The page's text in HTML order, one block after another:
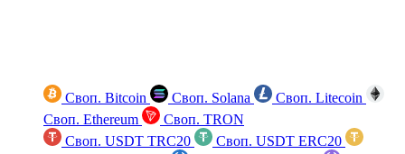
Своп. Bitcoin Своп. Solana
Своп. Litecoin
Своп. Ethereum
Своп. TRON
Своп. USDT TRC20
Своп. USDT ERC20